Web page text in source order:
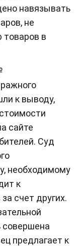
навязывать
не
в
к выводу,
сайте
Суд
необходимому
к
счет других.
предлагает к